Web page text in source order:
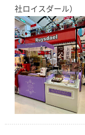
社ロイスダール）